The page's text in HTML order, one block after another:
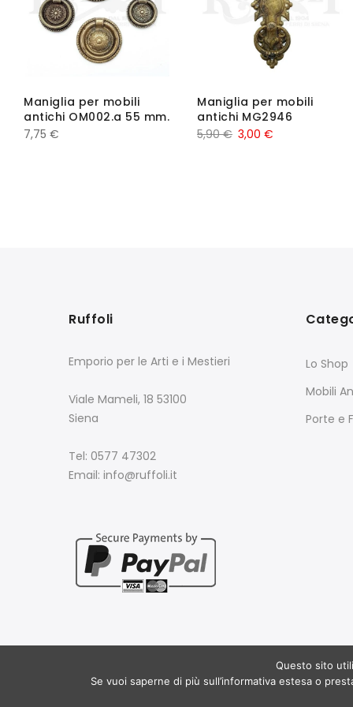
Maniglia per mobili
antichi OM002.a 55 mm.
7,75 €
Maniglia per mobili
antichi MG2946
5,90€ 3,00 €
Ruffoli
Emporio per le Arti e i Mestieri
Viale Mameli, 18 53100
Siena
Tel: 0577 47302
Email: info@ruffoli.it
Lo Shop
Mobili
Porte e
Questo sito
Se vuoi saperne di più sull’informativa estesa o